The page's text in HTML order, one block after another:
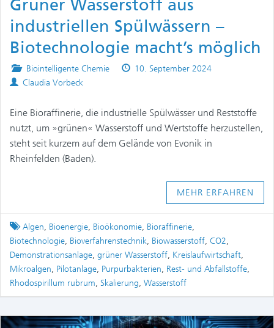
Grüner Wasserstoff aus
industriellen Spülwässern –
Biotechnologie macht’s möglich
Posted
in
Biointelligente Chemie
Published
10. September 2024
Authors
Claudia Vorbeck
Eine Bioraffinerie, die industrielle Spülwässer und Reststoffe
nutzt, um »grünen« Wasserstoff und Wertstoffe herzustellen,
steht seit kurzem auf dem Gelände von Evonik in
Rheinfelden (Baden).
MEHR ERFAHREN
Tagged
Algen, Bioenergie, Bioökonomie, Bioraffinerie,
Biotechnologie, Bioverfahrenstechnik, Biowasserstoff, CO2,
Demonstrationsanlage, grüner Wasserstoff, Kreislaufwirtschaft,
Mikroalgen, Pilotanlage, Purpurbakterien, Rest- und Abfallstoffe,
Rhodospirillum rubrum, Skalierung, Wasserstoff